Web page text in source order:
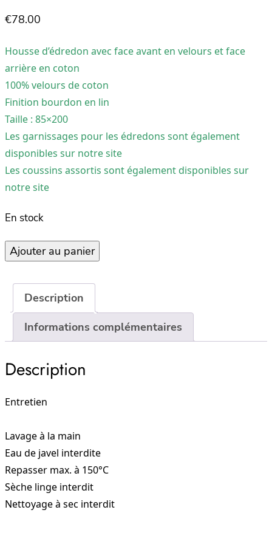
€78.00
Housse d’édredon avec face avant en velours et face
arrière en coton
100% velours de coton
Finition bourdon en lin
Taille : 85×200
Les garnissages pour les édredons sont également
disponibles sur notre site
Les coussins assortis sont également disponibles sur
notre site
En stock
quantité
de
d'édredon
85×200
NEW
DELHI
MOCACCINO
Ajouter au panier
Description
Informations complémentaires
Description
Entretien
Lavage à la main
Eau de javel interdite
Repasser max. à 150°C
Sèche linge interdit
Nettoyage à sec interdit